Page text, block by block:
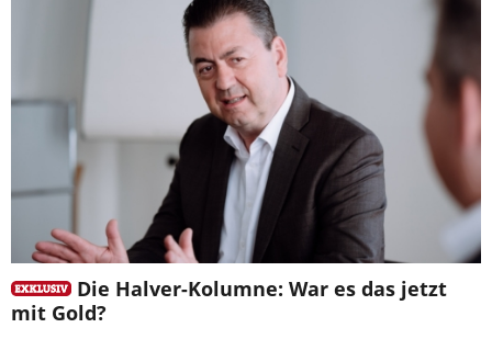
Die Halver-Kolumne: War es das jetzt
mit Gold?